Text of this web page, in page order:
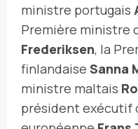
ministre portugais
Première ministre
Frederiksen, la
finlandaise Sanna
ministre maltais
président exécutif